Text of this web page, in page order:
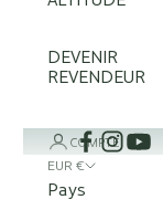
DEVENIR
REVENDEUR
COMPTE
EUR €
Pays